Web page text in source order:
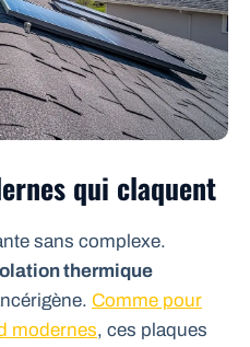
qui claquent
sans complexe.
thermique
Comme pour
modernes, ces plaques